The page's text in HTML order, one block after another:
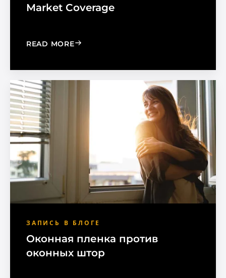
Market Coverage
READ MORE: MADICO EXPANDS SALES
ЗАПИСЬ В БЛОГЕ
Оконная пленка против
оконных штор